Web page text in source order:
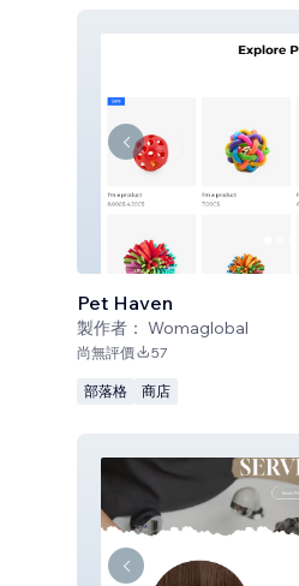
Pet Haven
製作者： Womaglobal
尚無評價 57
部落格 商店